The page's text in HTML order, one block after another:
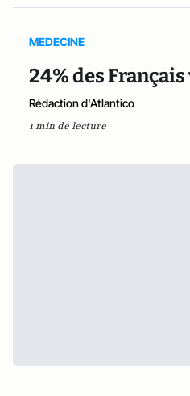
MEDECINE
24% des
Rédaction d'Atlantico
1 min de lecture